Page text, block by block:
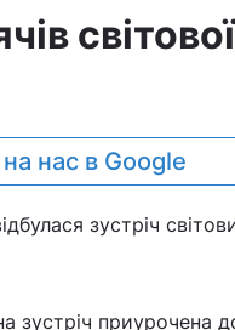
нас в Google
зустріч
зустріч приурочена